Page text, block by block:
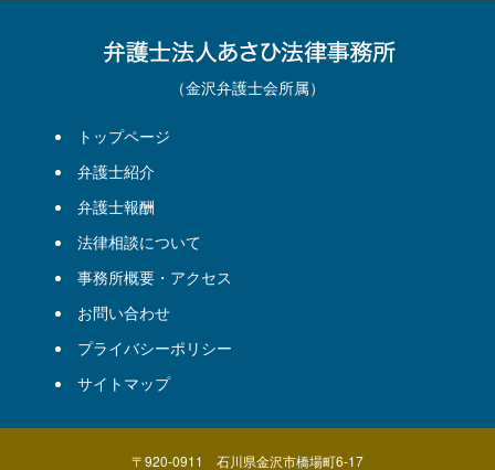
（金沢弁護士会所属）
トップページ
弁護士紹介
弁護士報酬
法律相談について
事務所概要・アクセス
お問い合わせ
プライバシーポリシー
サイトマップ
〒920-0911 石川県金沢市橋場町6-17